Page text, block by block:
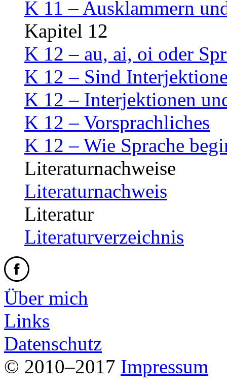
K 11 – Ausklammern
Kapitel 12
K 12 – au, ai, oi oder
K 12 – Sind
K 12 – Interjektionen
K 12 – Vorsprachliches
K 12 – Wie Sprache
Literaturnachweise
Literaturnachweis
Literatur
Literaturverzeichnis
Über mich
Links
Datenschutz
© 2010–2017 Impressum